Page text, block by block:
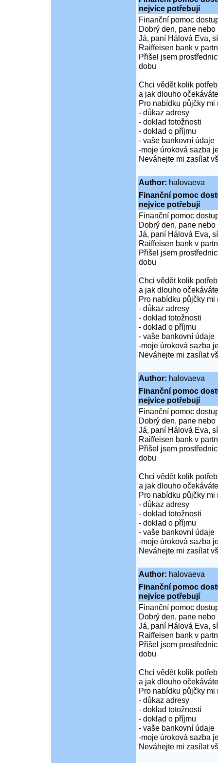
nejvíce potřebují
Finanční pomoc
Dobrý den, pane nebo
Já, paní Hálová Eva,
Raiffeisen bank v
Přišel jsem
dobu
Chci vědět kolik
a jak dlouho
Pro nabídku půjčky mi
- důkaz adresy
- doklad totožnosti
- doklad o příjmu
- vaše bankovní údaje
-moje úroková sazba
Neváhejte mi zasílat
Author: halovaeva
Finanční pomoc
nejvíce potřebují
Finanční pomoc
Dobrý den, pane nebo
Já, paní Hálová Eva,
Raiffeisen bank v
Přišel jsem
dobu
Chci vědět kolik
a jak dlouho
Pro nabídku půjčky mi
- důkaz adresy
- doklad totožnosti
- doklad o příjmu
- vaše bankovní údaje
-moje úroková sazba
Neváhejte mi zasílat
Author: halovaeva
Finanční pomoc
nejvíce potřebují
Finanční pomoc
Dobrý den, pane nebo
Já, paní Hálová Eva,
Raiffeisen bank v
Přišel jsem
dobu
Chci vědět kolik
a jak dlouho
Pro nabídku půjčky mi
- důkaz adresy
- doklad totožnosti
- doklad o příjmu
- vaše bankovní údaje
-moje úroková sazba
Neváhejte mi zasílat
Author: halovaeva
Finanční pomoc
nejvíce potřebují
Finanční pomoc
Dobrý den, pane nebo
Já, paní Hálová Eva,
Raiffeisen bank v
Přišel jsem
dobu
Chci vědět kolik
a jak dlouho
Pro nabídku půjčky mi
- důkaz adresy
- doklad totožnosti
- doklad o příjmu
- vaše bankovní údaje
-moje úroková sazba
Neváhejte mi zasílat